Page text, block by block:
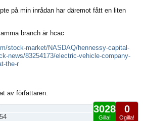
på min inrådan har däremot fått en liten
branch är hcac
stock-market/NASDAQ/hennessy-capital-
news/83254173/electric-vehicle-company-
the-r
av författaren.
0
Ogilla!
3028
Gilla!